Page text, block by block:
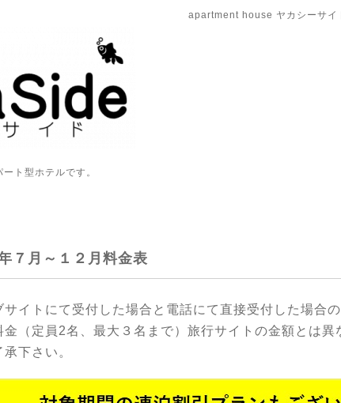
apartment house ヤカシーサイ
ト型ホテルです。
７月～１２月料金表
イトにて受付した場合と電話にて直接受付した場合の
金（定員2名、最大３名まで）旅行サイトの金額とは異
下さい。